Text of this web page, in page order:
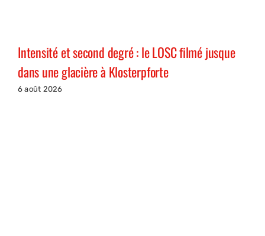
Intensité et second degré : le LOSC filmé jusque
dans une glacière à Klosterpforte
6 août 2026